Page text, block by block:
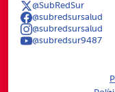
@SubRedSur
@subredsursalud
@subredsursalud
@subredsur9487